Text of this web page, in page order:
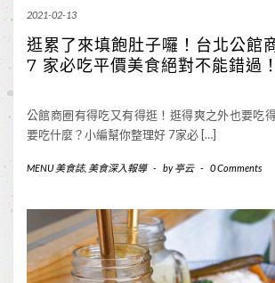
2021-02-13
逛累了來填飽肚子囉！台北公館
7 家必吃平價美食絕對不能錯過！
公館商圈有得吃又有得逛！逛得爽之外也要吃
要吃什麼？小編幫你整理好 7家必 […]
MENU 美食誌, 美食深入報導 - by亭云 - 0 Comments